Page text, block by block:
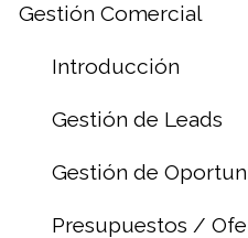
Gestión Comercial
Introducción
Gestión de Leads
Gestión de
Presupuestos /